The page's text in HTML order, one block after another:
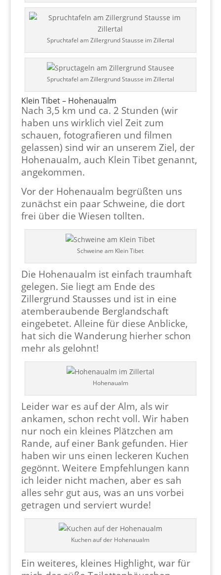
Spruchtafel am Zillergrund Stausse im Zillertal
Spruchtafel am Zillergrund Stausse im Zillertal
Klein Tibet – Hohenaualm
Nach 3,5 km und ca. 2 Stunden (wir
haben uns wirklich viel Zeit zum
schauen, fotografieren und filmen
gelassen) sind wir an unserem Ziel, der
Hohenaualm, auch Klein Tibet genannt,
angekommen.
Vor der Hohenaualm begrüßten uns
zunächst ein paar Schweine, die dort
frei über die Wiesen tollten.
Schweine am Klein Tibet
Die Hohenaualm ist einfach traumhaft
gelegen. Sie liegt am Ende des
Zillergrund Stausses und ist in eine
atemberaubende Berglandschaft
eingebetet. Alleine für diese Anblicke,
hat sich die Wanderung hierher schon
mehr als gelohnt!
Hohenaualm
Leider war es auf der Alm, als wir
ankamen, schon recht voll. Wir haben
nur noch ein kleines Plätzchen am
Rande, auf einer Bank gefunden. Hier
haben wir uns einen leckeren Kuchen
gegönnt. Weitere Empfehlungen kann
ich leider nicht machen, aber es sah
alles sehr gut aus, was an uns vorbei
getragen und serviert wurde!
Kuchen auf der Hohenaualm
Ein weiteres, kleines Highlight, war für